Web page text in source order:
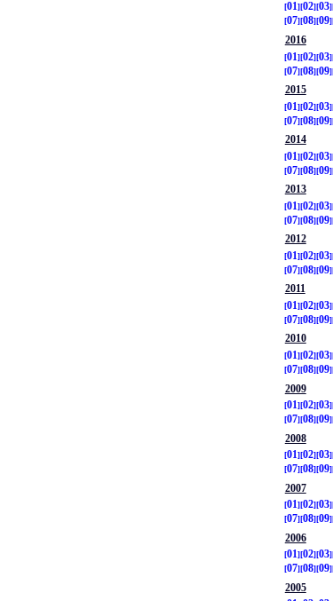
01 02 03
07 08 09
2016
01
02 03
07 08 09
2015
01
02 03
07 08 09
2014
01
02 03
07 08 09
2013
01
02 03
07 08 09
2012
01
02 03
07 08 09
2011
01
02 03
07 08 09
2010
01
02 03
07 08 09
2009
01
02 03
07 08 09
2008
01
02 03
07 08 09
2007
01
02 03
07 08 09
2006
01
02 03
07 08 09
2005